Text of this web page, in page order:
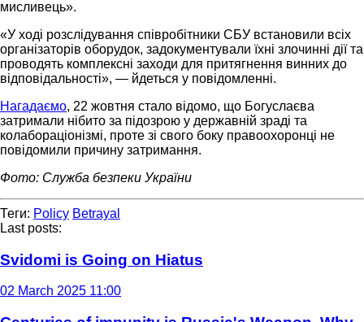
мисливець».
«У ході розслідування співробітники СБУ встановили всіх
організаторів оборудок, задокументували їхні злочинні дії та
проводять комплексні заходи для притягнення винних до
відповідальності», — йдеться у повідомленні.
Нагадаємо, 22 жовтня стало відомо, що Богуслаєва
затримали нібито за підозрою у державній зраді та
колабораціонізмі, проте зі свого боку правоохоронці не
повідомили причину затримання.
Фото: Служба безпеки України
Теги: Policy Betrayal
Last posts:
Svidomi is Going on Hiatus
02 March 2025 11:00